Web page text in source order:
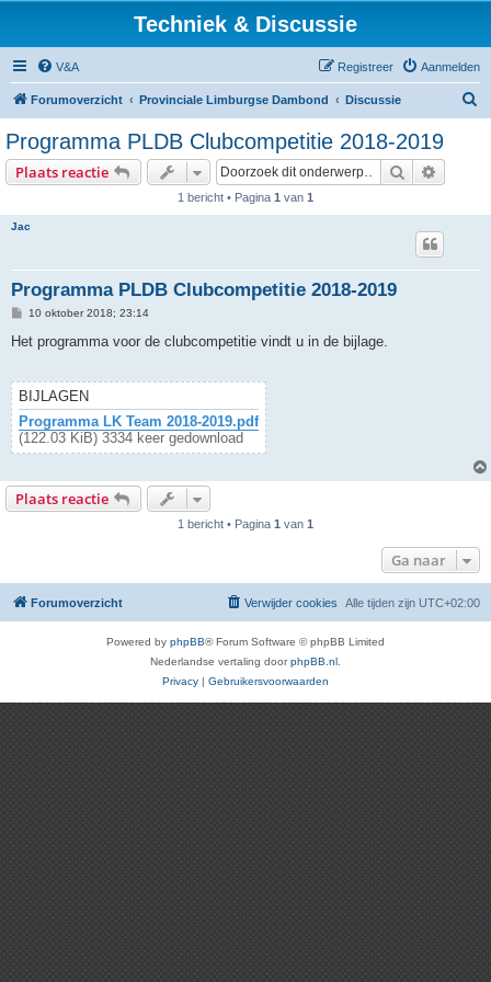
Techniek & Discussie
V&A Aanmelden
Registreer
Forumoverzicht Provinciale Limburgse Dambond Discussie
Programma PLDB Clubcompetitie 2018-2019
Plaats reactie Zoek
1 bericht • Pagina 1 van 1
Jac
Programma PLDB Clubcompetitie 2018-2019
B
r
t
10 oktober 2018; 23:14
Het programma voor de clubcompetitie vindt u in de bijlage.
BIJLAGEN
Programma LK Team 2018-2019.pdf
(122.03 KiB) 3334 keer gedownload
Plaats reactie
1 bericht • Pagina 1 van 1
Ga naar
Forumoverzicht Alle tijden zijn UTC+02:00
Verwijder cookies
Powered by phpBB® Forum Software © phpBB Limited
Nederlandse vertaling doorphpBB.nl
Privacy | Gebruikersvoorwaarden